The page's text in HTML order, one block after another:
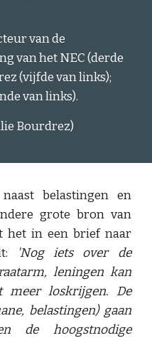
van de
van het NEC (derde
(vijfde van links);
van links).
Bourdrez)
belastingen en
grote bron van
het in een brief naar
'Nog iets over de
leningen kan
loskrijgen. De
belastingen) gaan
de hoogstnodige